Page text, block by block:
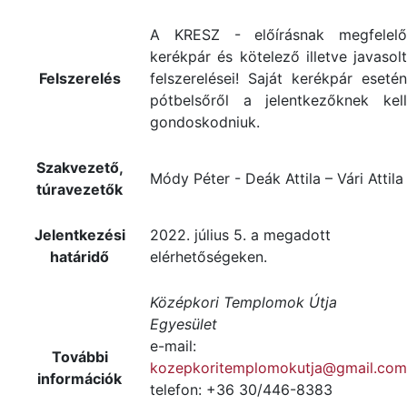
Felszerelés
A KRESZ - előírásnak megfelelő
kerékpár és kötelező illetve javasolt
felszerelései! Saját kerékpár esetén
pótbelsőről a jelentkezőknek kell
gondoskodniuk.
Szakvezető,
túravezetők
Módy Péter - Deák Attila – Vári Attila
Jelentkezési
határidő
2022. július 5. a megadott
elérhetőségeken.
További
információk
Középkori Templomok Útja
Egyesület
e-mail:
kozepkoritemplomokutja@gmail.com
telefon: +36 30/446-8383